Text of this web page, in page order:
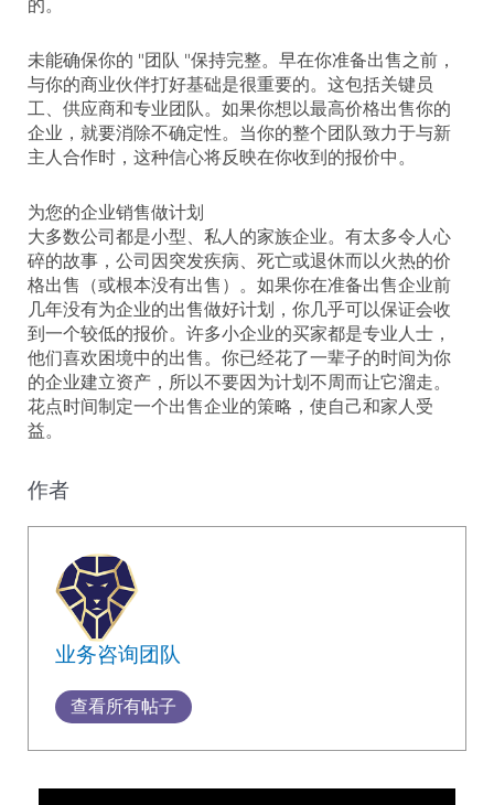
的。
未能确保你的 "团队 "保持完整。早在你准备出售之前，
与你的商业伙伴打好基础是很重要的。这包括关键员
工、供应商和专业团队。如果你想以最高价格出售你的
企业，就要消除不确定性。当你的整个团队致力于与新
主人合作时，这种信心将反映在你收到的报价中。
为您的企业销售做计划
大多数公司都是小型、私人的家族企业。有太多令人心
碎的故事，公司因突发疾病、死亡或退休而以火热的价
格出售（或根本没有出售）。如果你在准备出售企业前
几年没有为企业的出售做好计划，你几乎可以保证会收
到一个较低的报价。许多小企业的买家都是专业人士，
他们喜欢困境中的出售。你已经花了一辈子的时间为你
的企业建立资产，所以不要因为计划不周而让它溜走。
花点时间制定一个出售企业的策略，使自己和家人受
益。
作者
业务咨询团队
查看所有帖子